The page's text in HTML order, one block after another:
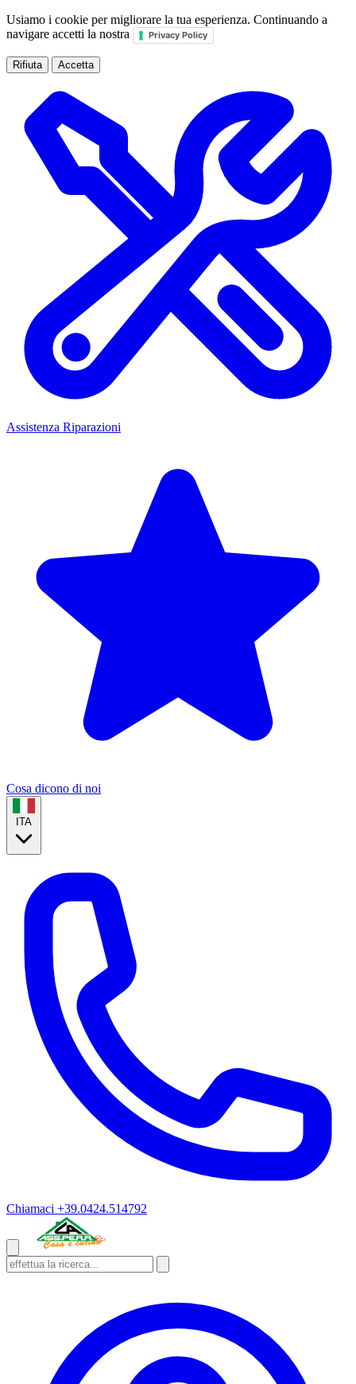
Usiamo i cookie per migliorare la tua esperienza. Continuando a
navigare accetti la nostra
Privacy Policy
Rifiuta Accetta
Assistenza Riparazioni
Cosa dicono di noi
ITA
Chiamaci +39.0424.514792